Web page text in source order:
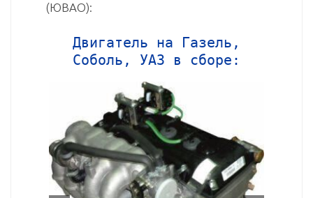
(ЮВАО):
Двигатель на Газель,
Соболь, УАЗ в сборе: